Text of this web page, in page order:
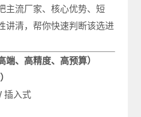
主流厂家、核心优势、短
讲清，帮你快速判断该选进
、高精度、高预算）
插入式